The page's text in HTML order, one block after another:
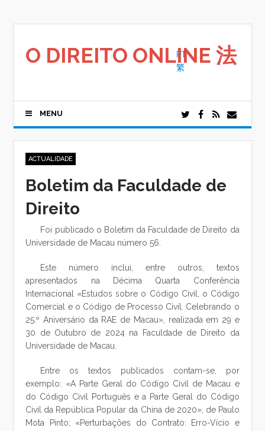
O DIREITO ONLINE 法
PT
繁
MENU
ACTUALIDADE
Boletim da Faculdade de
Direito
Foi publicado o Boletim da Faculdade de Direito da
Universidade de Macau número 56.
Este número inclui, entre outros, textos
apresentados na Décima Quarta Conferência
Internacional «Estudos sobre o Código Civil, o Código
Comercial e o Código de Processo Civil. Celebrando o
25.º Aniversário da RAE de Macau», realizada em 29 e
30 de Outubro de 2024 na Faculdade de Direito da
Universidade de Macau.
Entre os textos publicados contam-se, por
exemplo: «A Parte Geral do Código Civil de Macau e
do Código Civil Português e a Parte Geral do Código
Civil da República Popular da China de 2020», de Paulo
Mota Pinto; «Perturbações do Contrato: Erro-Vício e